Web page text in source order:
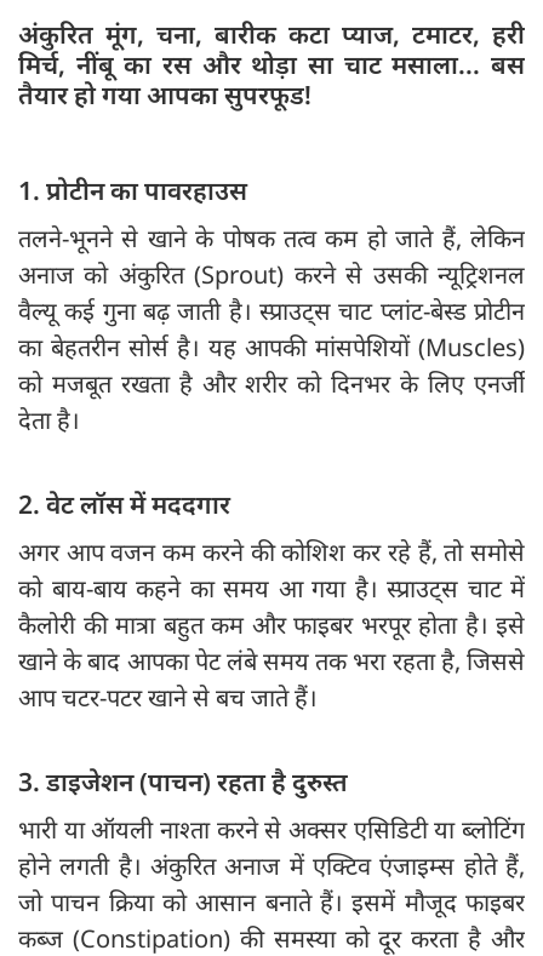
अंकुरित मूंग, चना, बारीक कटा प्याज, टमाटर, हरी
मिर्च, नींबू का रस और थोड़ा सा चाट मसाला... बस
तैयार हो गया आपका सुपरफूड!
1. प्रोटीन का पावरहाउस
तलने-भूनने से खाने के पोषक तत्व कम हो जाते हैं, लेकिन
अनाज को अंकुरित (Sprout) करने से उसकी न्यूट्रिशनल
वैल्यू कई गुना बढ़ जाती है। स्प्राउट्स चाट प्लांट-बेस्ड प्रोटीन
का बेहतरीन सोर्स है। यह आपकी मांसपेशियों (Muscles)
को मजबूत रखता है और शरीर को दिनभर के लिए एनर्जी
देता है।
2. वेट लॉस में मददगार
अगर आप वजन कम करने की कोशिश कर रहे हैं, तो समोसे
को बाय-बाय कहने का समय आ गया है। स्प्राउट्स चाट में
कैलोरी की मात्रा बहुत कम और फाइबर भरपूर होता है। इसे
खाने के बाद आपका पेट लंबे समय तक भरा रहता है, जिससे
आप चटर-पटर खाने से बच जाते हैं।
3. डाइजेशन (पाचन) रहता है दुरुस्त
भारी या ऑयली नाश्ता करने से अक्सर एसिडिटी या ब्लोटिंग
होने लगती है। अंकुरित अनाज में एक्टिव एंजाइम्स होते हैं,
जो पाचन क्रिया को आसान बनाते हैं। इसमें मौजूद फाइबर
कब्ज (Constipation) की समस्या को दूर करता है और